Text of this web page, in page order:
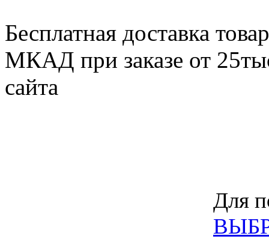
Бесплатная доставка
МКАД при заказе от
сайта
Для